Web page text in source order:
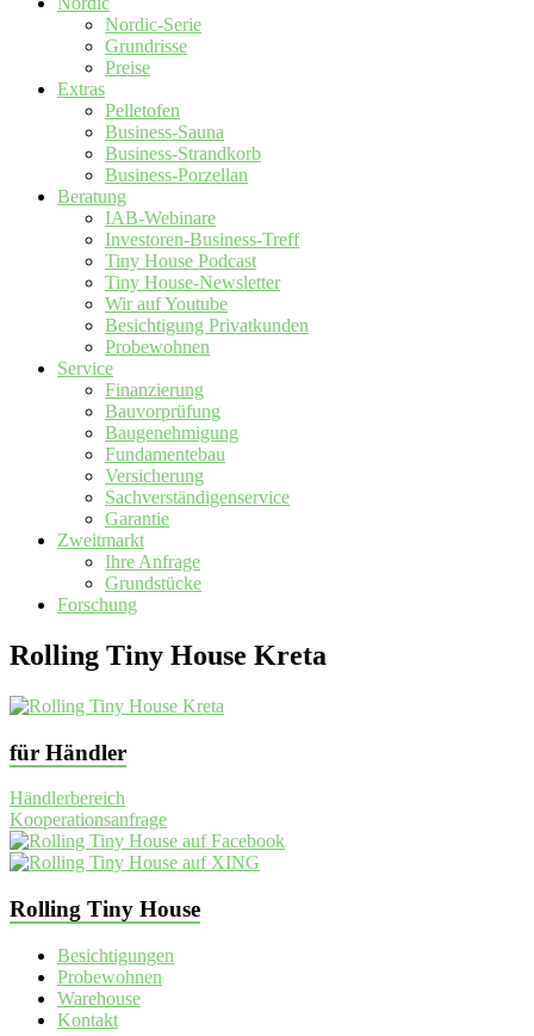
Nordic-Serie
Grundrisse
Preise
Extras
Pelletofen
Business-Sauna
Business-Strandkorb
Business-Porzellan
Beratung
IAB-Webinare
Investoren-Business-Treff
Tiny House Podcast
Tiny House-Newsletter
Wir auf Youtube
Besichtigung Privatkunden
Probewohnen
Service
Finanzierung
Bauvorprüfung
Baugenehmigung
Fundamentebau
Versicherung
Sachverständigenservice
Garantie
Zweitmarkt
Ihre Anfrage
Grundstücke
Forschung
Rolling Tiny House Kreta
für Händler
Händlerbereich
Kooperationsanfrage
Rolling Tiny House
Besichtigungen
Probewohnen
Warehouse
Kontakt